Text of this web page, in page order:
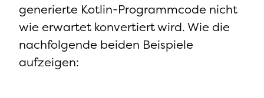
generierte Kotlin-Programmcode nicht
wie erwartet konvertiert wird. Wie die
nachfolgende beiden Beispiele
aufzeigen: